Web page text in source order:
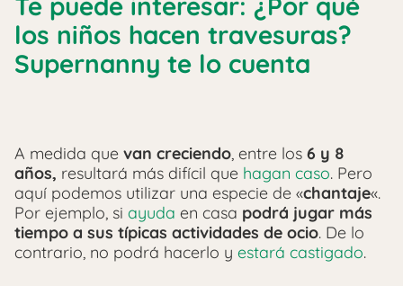
los niños hacen travesuras?
Supernanny te lo cuenta
A medida que van creciendo, entre los 6 y 8
años, resultará más difícil que hagan caso. Pero
aquí podemos utilizar una especie de «chantaje«.
Por ejemplo, si ayuda en casa podrá jugar más
tiempo a sus típicas actividades de ocio. De lo
contrario, no podrá hacerlo y estará castigado.